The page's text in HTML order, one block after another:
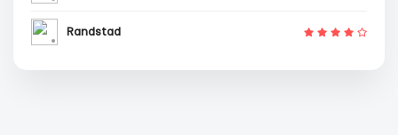
Randstad